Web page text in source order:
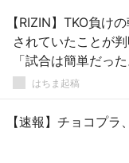
【RIZIN】TKO負け
されていたことが
「試合は簡単だっ
合を盛り上げるため
はちま起稿
【速報】チョコプ